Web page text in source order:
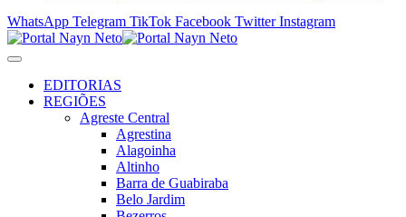
WhatsApp Telegram TikTok Facebook Twitter Instagram
EDITORIAS
REGIÕES
Agreste Central
Agrestina
Alagoinha
Altinho
Barra de Guabiraba
Belo Jardim